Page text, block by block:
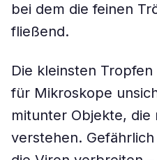
bei dem die feinen
fließend.
Die kleinsten
für Mikroskope
mitunter Objekte,
verstehen.